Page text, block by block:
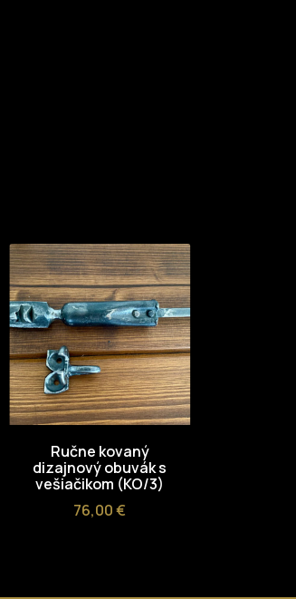
Ručne kovaný
dizajnový obuvák s
vešiačikom (KO/3)
Cena
76,00 €